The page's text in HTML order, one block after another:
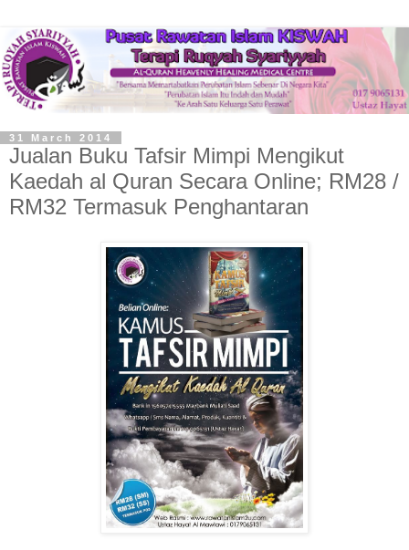
31 March 2014
Jualan Buku Tafsir Mimpi Mengikut
Kaedah al Quran Secara Online; RM28 /
RM32 Termasuk Penghantaran